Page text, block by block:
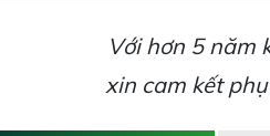
Với hơn 5 năm
xin cam kết